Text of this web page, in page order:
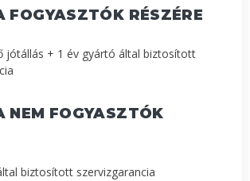
FOGYASZTÓK RÉSZÉRE
jótállás + 1 év gyártó által biztosított
NEM FOGYASZTÓK
biztosított szervizgarancia